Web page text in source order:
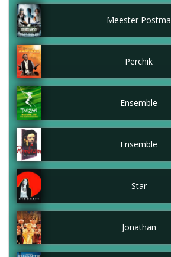
Meester Postma
Perchik
Ensemble
Ensemble
Star
Jonathan